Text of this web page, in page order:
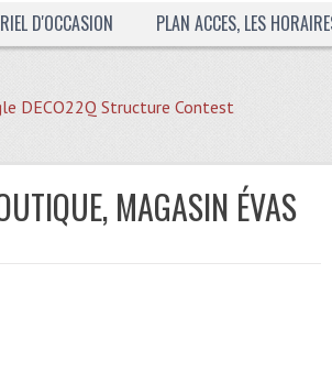
D'OCCASION PLAN ACCES, LES
DECO22Q Structure Contest
MAGASIN ÉVAS